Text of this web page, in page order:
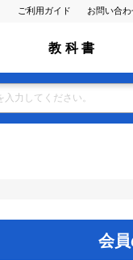
ご利用ガイド お問い合わ
教 科 書
会